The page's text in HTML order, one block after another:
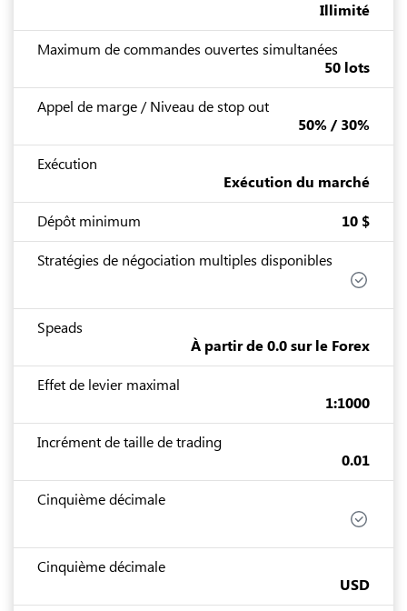
Illimité
Maximum de commandes ouvertes simultanées
50 lots
Appel de marge / Niveau de stop out
50% / 30%
Exécution
Exécution du marché
Dépôt minimum 10 $
Stratégies de négociation multiples disponibles
Speads
À partir de 0.0 sur le Forex
Effet de levier maximal
1:1000
Incrément de taille de trading
0.01
Cinquième décimale
Cinquième décimale
USD